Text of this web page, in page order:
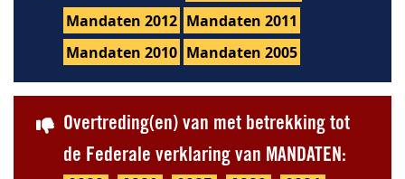
Mandaten 2012 Mandaten 2011
Mandaten 2010 Mandaten 2005
Overtreding(en) van met betrekking tot
de Federale verklaring van MANDATEN: